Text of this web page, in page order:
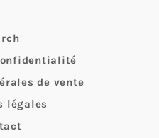
de vente
légales